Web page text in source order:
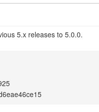
5.x releases to 5.0.0.